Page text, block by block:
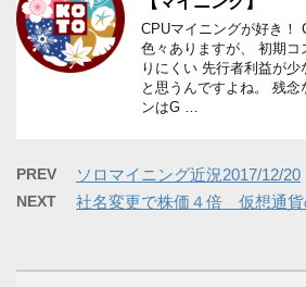
CPUマイニングが好き！
色々ありますが、 初期
りにくい 先行者利益が
と思うんですよね。 残
ンはG …
PREV ソロマイニング近況2017/12/20
NEXT 社名変更で株価４倍 仮想通貨